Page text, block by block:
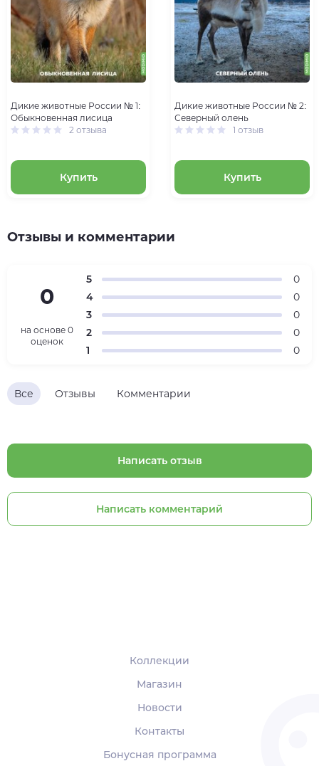
Дикие животные России № 1:
Обыкновенная лисица
2 отзыва
Купить
Дикие животные России № 2:
Северный олень
1 отзыв
Купить
Отзывы и комментарии
Все Отзывы Комментарии
Написать отзыв
Написать комментарий
0
на основе 0
оценок
5
0
4
0
3
0
2
0
1
0
Коллекции
Магазин
Новости
Контакты
Бонусная программа